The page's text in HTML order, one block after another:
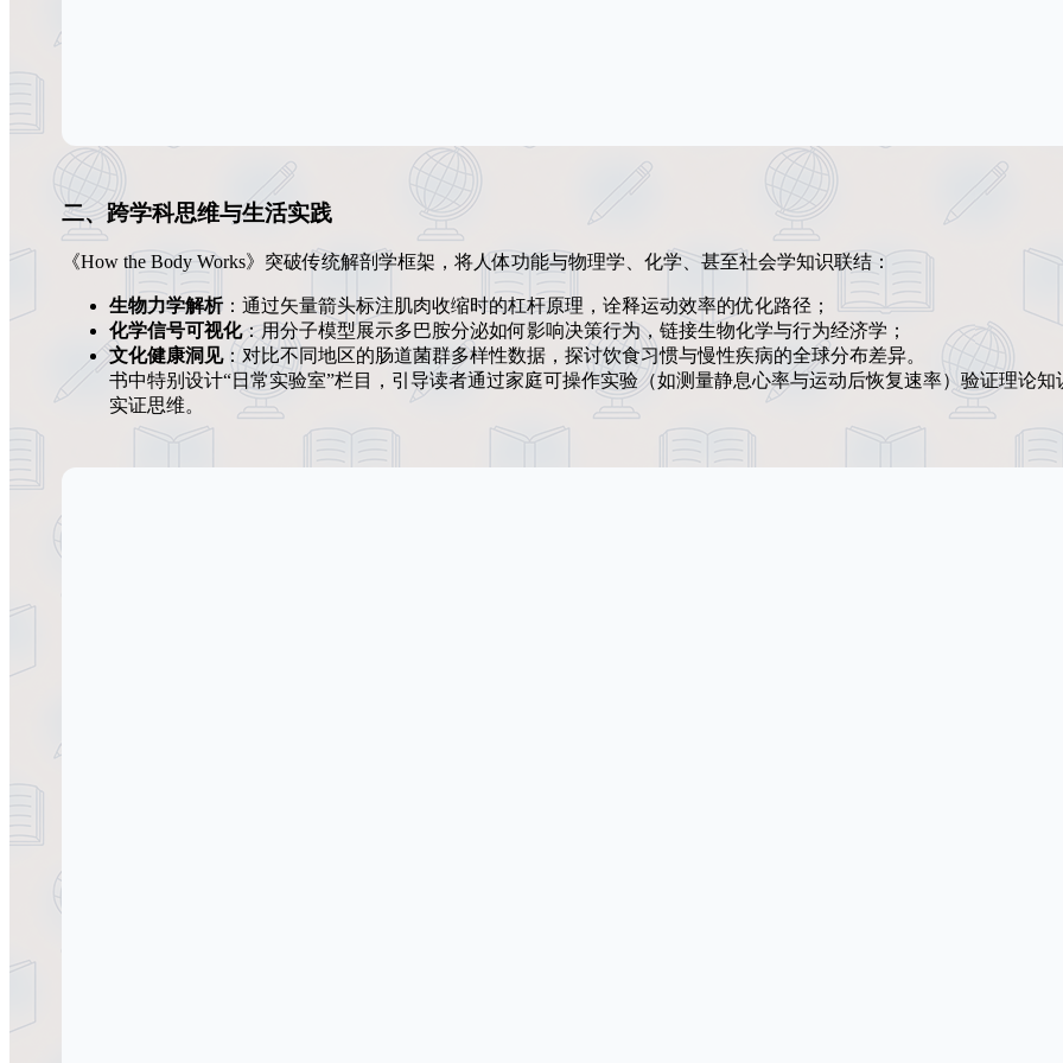
二、跨学科思维与生活实践
《How the Body Works》突破传统解剖学框架，将人体功能与物理学、化学、甚至社会学知识联结：
生物力学解析：通过矢量箭头标注肌肉收缩时的杠杆原理，诠释运动效率的优化路径；
化学信号可视化：用分子模型展示多巴胺分泌如何影响决策行为，链接生物化学与行为经济学；
文化健康洞见：对比不同地区的肠道菌群多样性数据，探讨饮食习惯与慢性疾病的全球分布差异。
书中特别设计“日常实验室”栏目，引导读者通过家庭可操作实验（如测量静息心率与运动后恢复速率）验证理论知
实证思维。